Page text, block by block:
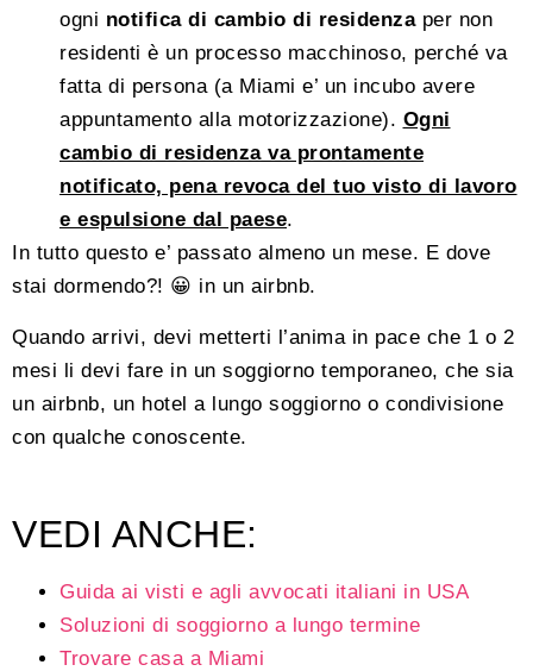
ogni notifica di cambio di residenzaper non
residenti è un processo macchinoso, perché va
fatta di persona (a Miami e’ un incubo avere
appuntamento alla motorizzazione). Ogni
cambio di residenza va prontamente
notificato, pena revoca del tuo visto di lavoro
e espulsione dal paese.
In tutto questo e’ passato almeno un mese. E dove
stai dormendo?! 😀 in un airbnb.
Quando arrivi, devi metterti l’anima in pace che 1 o 2
mesi li devi fare in un soggiorno temporaneo, che sia
un airbnb, un hotel a lungo soggiorno o condivisione
con qualche conoscente.
VEDI ANCHE:
Guida ai visti e agli avvocati italiani in USA
Soluzioni di soggiorno a lungo termine
Trovare casa a Miami